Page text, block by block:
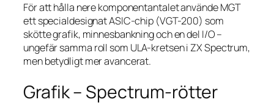
För att hålla nere komponentantalet använde MGT
ett specialdesignat ASIC-chip (VGT-200) som
skötte grafik, minnesbankning och en del I/O –
ungefär samma roll som ULA-kretsen i ZX Spectrum,
men betydligt mer avancerat.
Grafik – Spectrum-rötter